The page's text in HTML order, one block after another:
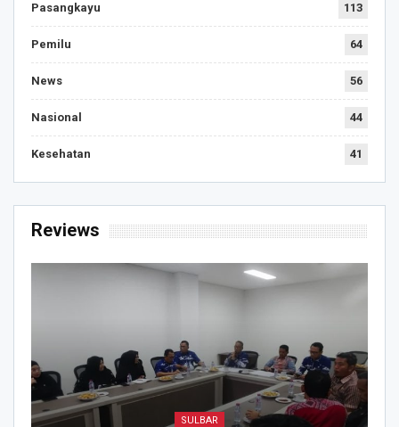
Pasangkayu 113
Pemilu 64
News 56
Nasional 44
Kesehatan 41
Reviews
SULBAR